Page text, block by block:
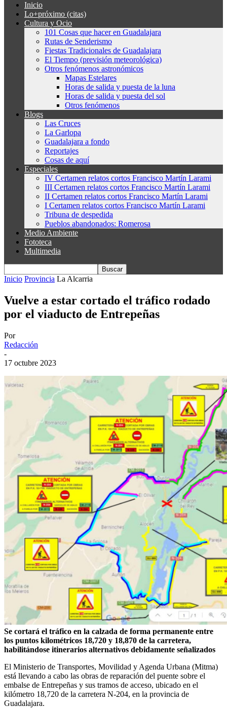
Inicio
Lo+próximo (citas)
Cultura y Ocio
101 Cosas que hacer en Guadalajara
Rutas de Senderismo
Fiestas Tradicionales de Guadalajara
El Tiempo (previsión meteorológica)
Otros fenómenos astronómicos
Mapas Estelares
Horas de salida y puesta de la luna
Horas de salida y puesta del sol
Otros fenómenos
Blogs
Las Cruces
La Garlopa
Guadalajara a fondo
Reportajes
Cosas de aquí
Especiales
IV Certamen relatos cortos Francisco Martín Larami
III Certamen relatos cortos Francisco Martín Larami
II Certamen relatos cortos Francisco Martín Larami
I Certamen relatos cortos Francisco Martín Larami
Tribuna de despedida
Pueblos abandonados: Romerosa
Medio Ambiente
Fototeca
Multimedia
Inicio Provincia La Alcarria
Vuelve a estar cortado el tráfico rodado
por el viaducto de Entrepeñas
Por
Redacción
-
17 octubre 2023
Se cortará el tráfico en la calzada de forma permanente entre
los puntos kilométricos 18,720 y 18,870 de la carretera,
habilitándose itinerarios alternativos debidamente señalizados
El Ministerio de Transportes, Movilidad y Agenda Urbana (Mitma)
está llevando a cabo las obras de reparación del puente sobre el
embalse de Entrepeñas y sus tramos de acceso, ubicado en el
kilómetro 18,720 de la carretera N-204, en la provincia de
Guadalajara.